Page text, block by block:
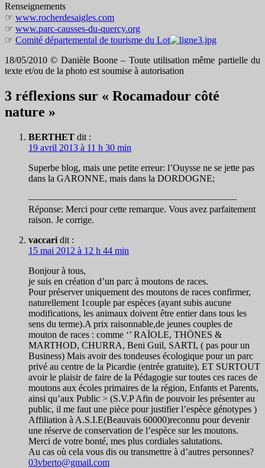
Renseignements
☞ www.rocherdesaigles.com
☞ www.parc-causses-du-quercy.org
☞ Comité départemental de tourisme du Lot
18/05/2010 © Danièle Boone – Toute utilisation même partielle du
texte et/ou de la photo est soumise à autorisation
3 réflexions sur « Rocamadour côté
nature »
BERTHET dit :
19 avril 2013 à 11 h 30 min
Superbe blog, mais une petite erreur: l’Ouysse ne se jette pas
dans la GARONNE, mais dans la DORDOGNE;
——————————————————————
Réponse: Merci pour cette remarque. Vous avez parfaitement
raison. Je corrige.
vaccari dit :
15 mai 2012 à 12 h 44 min
Bonjour à tous,
je suis en création d’un parc à moutons de races.
Pour préserver uniquement des moutons de races confirmer,
naturellement 1couple par espèces (ayant subis aucune
modifications, les animaux doivent être entier dans tous les
sens du terme).A prix raisonnable,de jeunes couples de
mouton de races : comme ‘’ RAÏOLE, THÖNES &
MARTHOD, CHURRA, Beni Guil, SARTI, ( pas pour un
Business) Mais avoir des tondeuses écologique pour un parc
privé au centre de la Picardie (entrée gratuite), ET SURTOUT
avoir le plaisir de faire de la Pédagogie sur toutes ces races de
moutons aux écoles primaires de la région, Enfants et Parents,
ainsi qu’aux Public > (S.V.P Afin de pouvoir les présenter au
public, il me faut une pièce pour justifier l’espèce génotypes )
Affiliation à A.S.I.E(Beauvais 60000)reconnu pour devenir
une réserve de conservation de l’espèce sur les moutons.
Merci de votre bonté, mes plus cordiales salutations.
Au cas où cela vous dis ou transmettre à d’autres personnes?
03vberto@gmail.com